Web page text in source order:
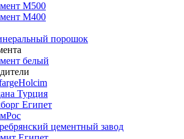
М500
М400
порошок
белый
Турция
Египет
цементный завод